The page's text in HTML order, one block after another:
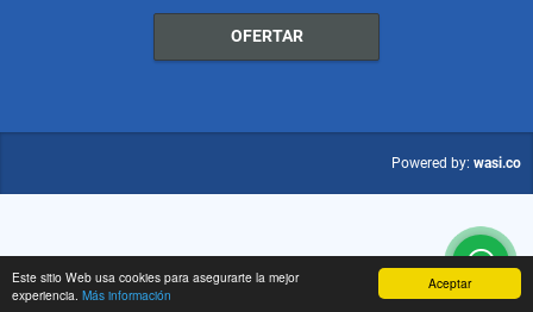
Aceptar
Este sitio Web usa cookies para asegurarte la mejor
experiencia. Más información
OFERTAR
Powered by: wasi.co